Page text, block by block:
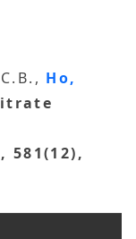
Ho,
, 581(12),